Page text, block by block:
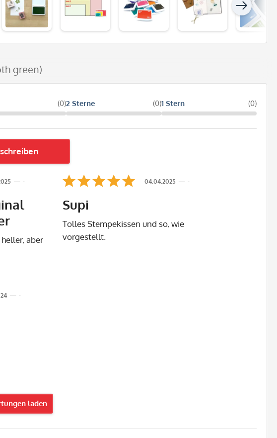
green)
(0)2 Sterne (0)1 Stern (0)
-
aber
-
04.04.2025
Supi
Tolles Stempekissen und so, wie
vorgestellt.
-
laden